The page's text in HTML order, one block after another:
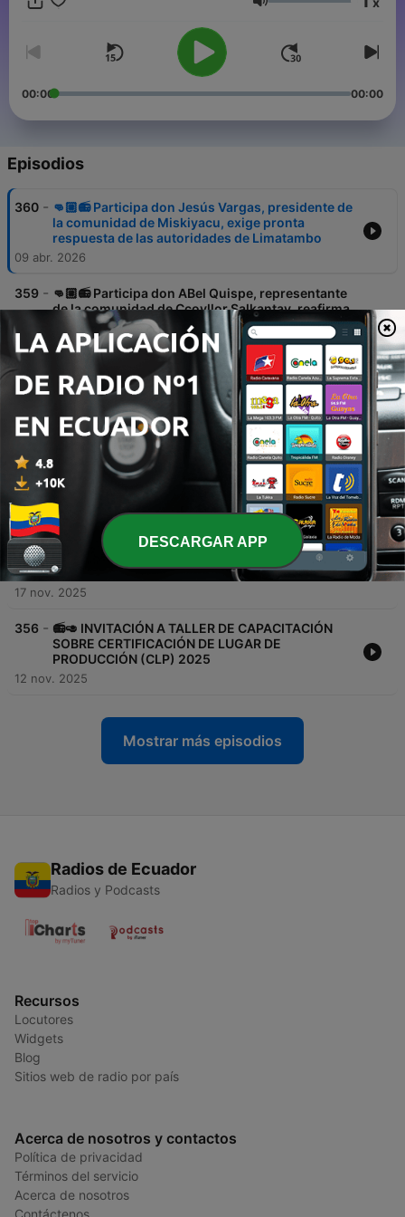
Volumen
00:00 00:00
Episodios
360 - 👊🏼📻 Participa don Jesús Vargas, presidente de
la comunidad de Miskiyacu, exige pronta
respuesta de las autoridades de Limatambo
09 abr. 2026
359 - 👊🏼📻 Participa don ABel Quispe, representante
de la comunidad de Ccoyllor Salkantay, reafirma
su integridad territorial por historia y legalidad,
frente a pretensiones de autoridades de
Mollepata
09 abr. 2026
🟢 Padres y docentes denuncian graves
deficiencias en obra recién entregada del
Colegio Bicentenario - Institución Educativa
Agustín Gamarra de Anta y exigen respuestas al
MINEDU, GORE CUSCO
13 mar. 2026
357 - 💋👑 16/11/2025 - LMOLLEPATA, Nuestra Miss
Turismo Cusco 2025, Nivia Esmeralda, nos
cuenta su trayectoria y logro obtenido en su tan
joven carrera
17 nov. 2025
356 - 📻🥑 INVITACIÓN A TALLER DE CAPACITACIÓN
SOBRE CERTIFICACIÓN DE LUGAR DE
PRODUCCIÓN (CLP) 2025
12 nov. 2025
Mostrar más episodios
Radios de Ecuador
Radios y Podcasts
Recursos
Locutores
Widgets
Blog
Sitios web de radio por país
Acerca de nosotros y contactos
Política de privacidad
Términos del servicio
Acerca de nosotros
DESCARGAR APP